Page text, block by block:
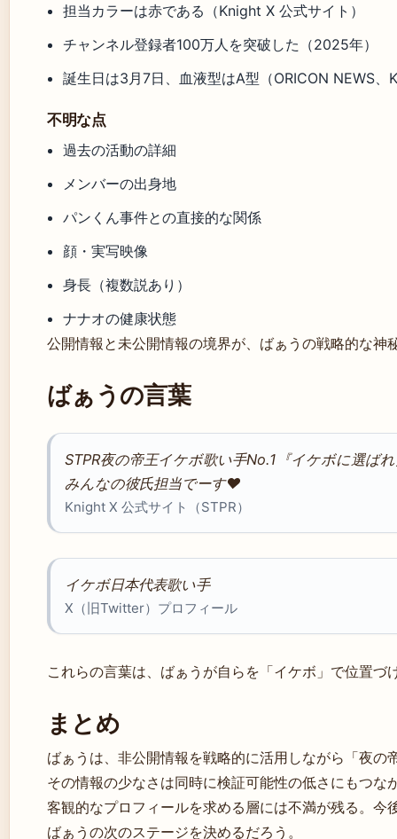
担当カラーは赤である（Knight X 公式サイト）
チャンネル登録者100万人を突破した（2025年）
誕生日は3月7日、血液型はA型（ORICON NEWS
不明な点
過去の活動の詳細
メンバーの出身地
パンくん事件との直接的な関係
顔・実写映像
身長（複数説あり）
ナナオの健康状態
公開情報と未公開情報の境界が、ばぁうの戦略的な神
ばぁうの言葉
STPR夜の帝王イケボ歌い手No.1『イケボに選ば
みんなの彼氏担当でーす♥️
Knight X 公式サイト（STPR）
イケボ日本代表歌い手
X（旧Twitter）プロフィール
これらの言葉は、ばぁうが自らを「イケボ」で位置づ
まとめ
ばぁうは、非公開情報を戦略的に活用しながら「夜
その情報の少なさは同時に検証可能性の低さにもつ
客観的なプロフィールを求める層には不満が残る。
ばぁうの次のステージを決めるだろう。